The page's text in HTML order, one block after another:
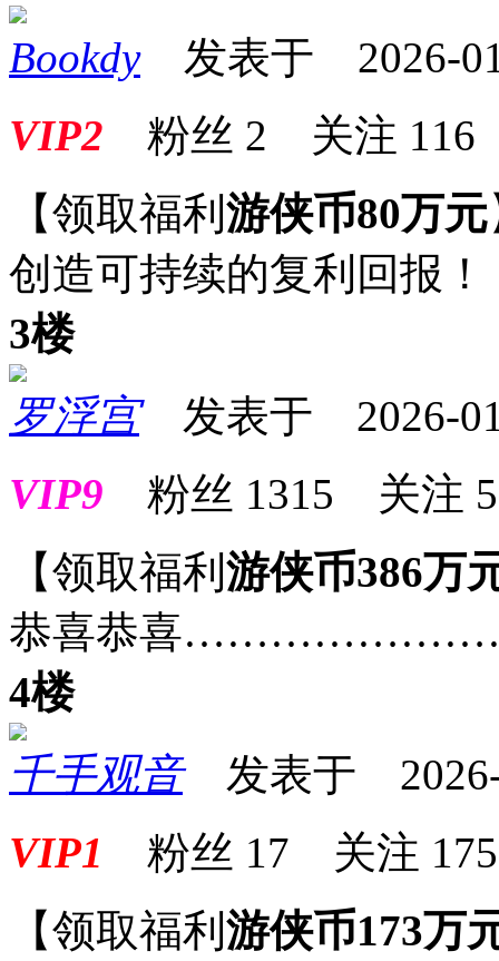
Bookdy发表于 2026-
VIP2 粉丝 2 关注 116
【领取福利 游侠币80万元
创造可持续的复利回报！
3楼
罗浮宫发表于 2026-
VIP9 粉丝 1315 关注
【领取福利 游侠币386万
恭喜恭喜
4楼
千手观音发表于 2026-
VIP1 粉丝 17 关注 175
【领取福利 游侠币173万